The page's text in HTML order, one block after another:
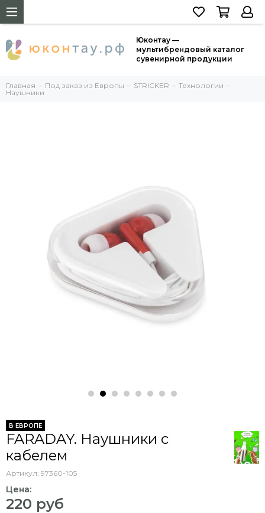
Юконтау —
мультибрендовый каталог
сувенирной продукции
Главная Под заказ из Европы STRICKER
Технологии
Наушники
В ЕВРОПЕ
FARADAY. Наушники с
кабелем
Артикул: 97360-105
Цена:
220 руб